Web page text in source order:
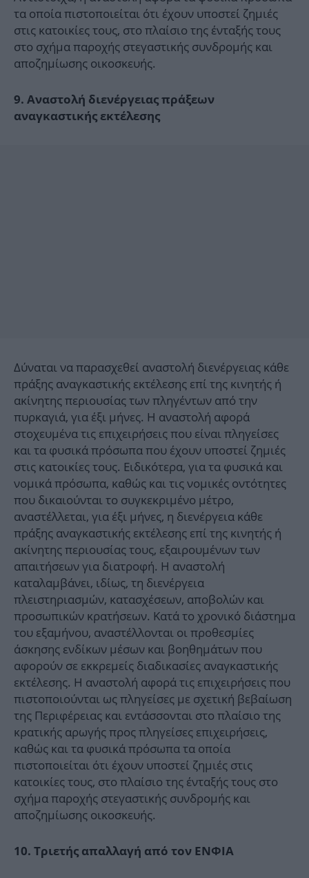
τα οποία πιστοποιείται ότι έχουν υποστεί ζημιές
στις κατοικίες τους, στο πλαίσιο της ένταξής τους
στο σχήμα παροχής στεγαστικής συνδρομής και
αποζημίωσης οικοσκευής.
9. Αναστολή διενέργειας πράξεων
αναγκαστικής εκτέλεσης
Δύναται να παρασχεθεί αναστολή διενέργειας κάθε
πράξης αναγκαστικής εκτέλεσης επί της κινητής ή
ακίνητης περιουσίας των πληγέντων από την
πυρκαγιά, για έξι μήνες. Η αναστολή αφορά
στοχευμένα τις επιχειρήσεις που είναι πληγείσες
και τα φυσικά πρόσωπα που έχουν υποστεί ζημιές
στις κατοικίες τους. Ειδικότερα, για τα φυσικά και
νομικά πρόσωπα, καθώς και τις νομικές οντότητες
που δικαιούνται το συγκεκριμένο μέτρο,
αναστέλλεται, για έξι μήνες, η διενέργεια κάθε
πράξης αναγκαστικής εκτέλεσης επί της κινητής ή
ακίνητης περιουσίας τους, εξαιρουμένων των
απαιτήσεων για διατροφή. Η αναστολή
καταλαμβάνει, ιδίως, τη διενέργεια
πλειστηριασμών, κατασχέσεων, αποβολών και
προσωπικών κρατήσεων. Κατά το χρονικό διάστημα
του εξαμήνου, αναστέλλονται οι προθεσμίες
άσκησης ενδίκων μέσων και βοηθημάτων που
αφορούν σε εκκρεμείς διαδικασίες αναγκαστικής
εκτέλεσης. Η αναστολή αφορά τις επιχειρήσεις που
πιστοποιούνται ως πληγείσες με σχετική βεβαίωση
της Περιφέρειας και εντάσσονται στο πλαίσιο της
κρατικής αρωγής προς πληγείσες επιχειρήσεις,
καθώς και τα φυσικά πρόσωπα τα οποία
πιστοποιείται ότι έχουν υποστεί ζημιές στις
κατοικίες τους, στο πλαίσιο της ένταξής τους στο
σχήμα παροχής στεγαστικής συνδρομής και
αποζημίωσης οικοσκευής.
10. Τριετής απαλλαγή από τον ΕΝΦΙΑ